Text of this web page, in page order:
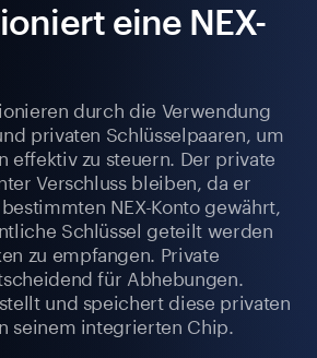
eine NEX-
durch die Verwendung
privaten Schlüsselpaaren, um
effektiv zu steuern. Der private
Verschluss bleiben, da er
NEX-Konto gewährt,
Schlüssel geteilt werden
zu empfangen. Private
für Abhebungen.
und speichert diese privaten
seinem integrierten Chip.